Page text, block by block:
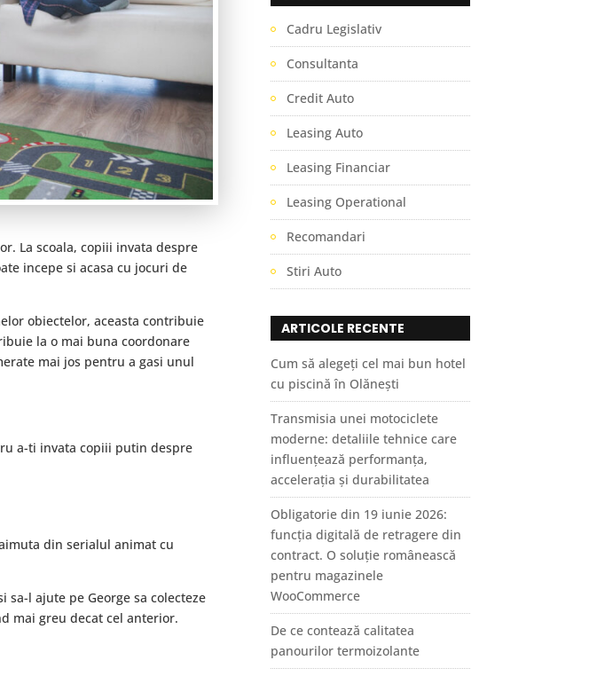
La scoala, copiii invata despre
incepe si acasa cu jocuri de
obiectelor, aceasta contribuie
la o mai buna coordonare
mai jos pentru a gasi unul
a-ti invata copiii putin despre
din serialul animat cu
l ajute pe George sa colecteze
mai greu decat cel anterior.
Cadru Legislativ
Consultanta
Credit Auto
Leasing Auto
Leasing Financiar
Leasing Operational
Recomandari
Stiri Auto
ARTICOLE RECENTE
Cum să alegeți cel mai bun hotel
cu piscină în Olănești
Transmisia unei motociclete
moderne: detaliile tehnice care
influențează performanța,
accelerația și durabilitatea
Obligatorie din 19 iunie 2026:
funcția digitală de retragere din
contract. O soluție românească
pentru magazinele
WooCommerce
De ce contează calitatea
panourilor termoizolante